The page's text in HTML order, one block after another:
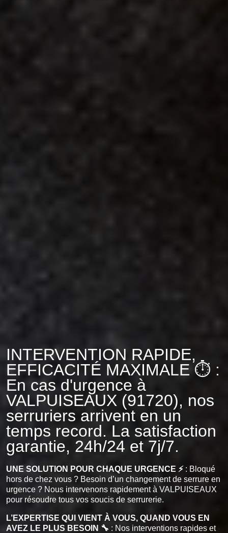
INTERVENTION RAPIDE,
EFFICACITÉ MAXIMALE ⏱️ :
En cas d'urgence à
VALPUISEAUX (91720), nos
serruriers arrivent en un
temps record. La satisfaction
garantie, 24h/24 et 7j/7.
UNE SOLUTION POUR CHAQUE URGENCE ⚡: Bloqué
hors de chez vous ? Besoin d’un changement de serrure en
urgence ? Nous intervenons rapidement à VALPUISEAUX
pour résoudre tous vos soucis de serrurerie.
L’EXPERTISE QUI VIENT À VOUS, QUAND VOUS EN
AVEZ LE PLUS BESOIN 🔧 : Nos interventions rapides et